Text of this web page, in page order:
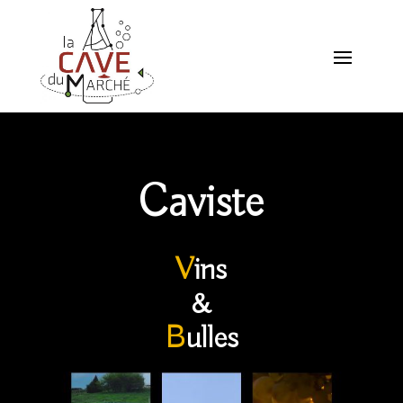
Caviste
Vins
&
Bulles